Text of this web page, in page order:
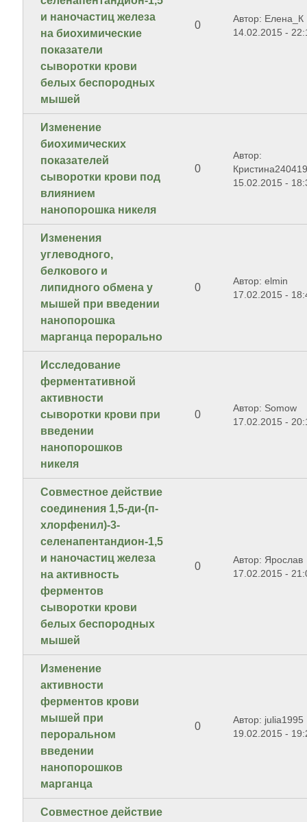
и наночастиц железа
на биохимические
показатели
сыворотки крови
белых беспородных
мышей
0
Автор: Елена_К
14.02.2015 -
Изменение
биохимических
показателей
сыворотки крови под
влиянием
нанопорошка никеля
0
Автор:
15.02.2015 -
Изменения
углеводного,
белкового и
липидного обмена у
мышей при введении
нанопорошка
марганца перорально
0
Автор: elmin
17.02.2015 -
Исследование
ферментативной
активности
сыворотки крови при
введении
нанопорошков
никеля
0
Автор: Somow
17.02.2015 -
Совместное действие
соединения 1,5-ди-(п-
хлорфенил)-3-
селенапентандион-1,5
и наночастиц железа
на активность
ферментов
сыворотки крови
белых беспородных
мышей
0
Автор: Ярослав
17.02.2015 -
Изменение
активности
ферментов крови
мышей при
пероральном
введении
нанопорошков
марганца
0
Автор: julia1995
19.02.2015 -
Совместное действие